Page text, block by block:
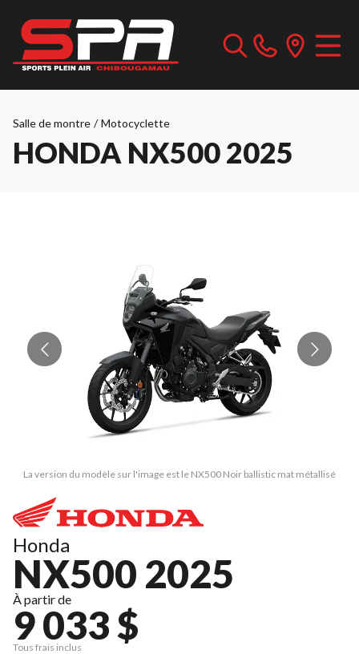
Salle de montre / Motocyclette
HONDA NX500 2025
La version du modèle sur l'image est le NX500 Noir ballistic mat métallisé
Honda
NX500 2025
À partir de
9 033 $
Tous frais inclus